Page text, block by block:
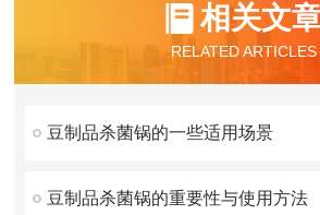
相关文
RELATED ARTICLES
豆制品杀菌锅的一些适用场景
豆制品杀菌锅的重要性与使用方法